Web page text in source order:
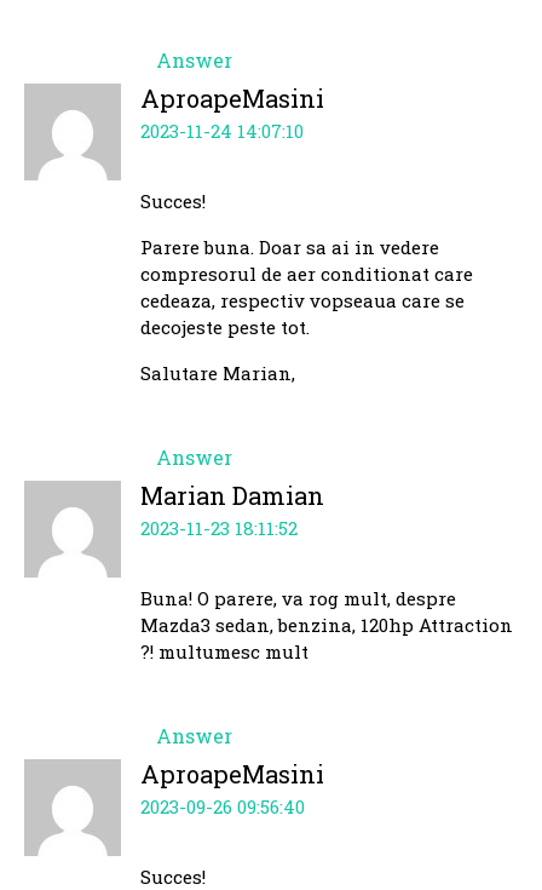
Answer
AproapeMasini
2023-11-24 14:07:10
Salutare Marian,
Parere buna. Doar sa ai in vedere
compresorul de aer conditionat care
cedeaza, respectiv vopseaua care se
decojeste peste tot.
Succes!
Answer
Marian Damian
2023-11-23 18:11:52
Buna! O parere, va rog mult, despre
Mazda3 sedan, benzina, 120hp Attraction
?! multumesc mult
Answer
AproapeMasini
2023-09-26 09:56:40
Succes!